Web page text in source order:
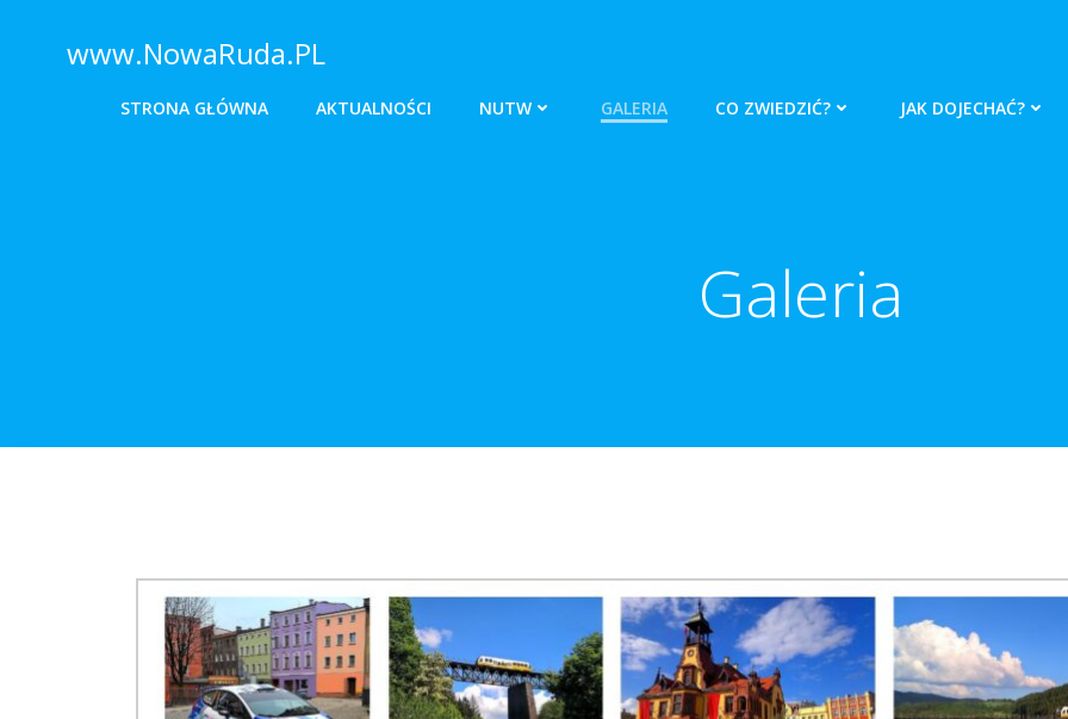
www.NowaRuda.PL
STRONA GŁÓWNA AKTUALNOŚCI NUTW GALERIA CO ZWIEDZIĆ? JAK DOJECHAĆ?
Galeria